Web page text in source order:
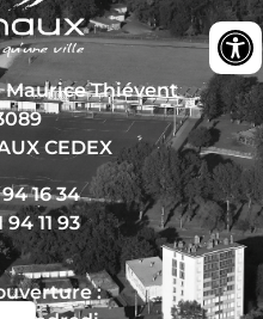
Thiévent
CEDEX
16 34
94 11 93
: